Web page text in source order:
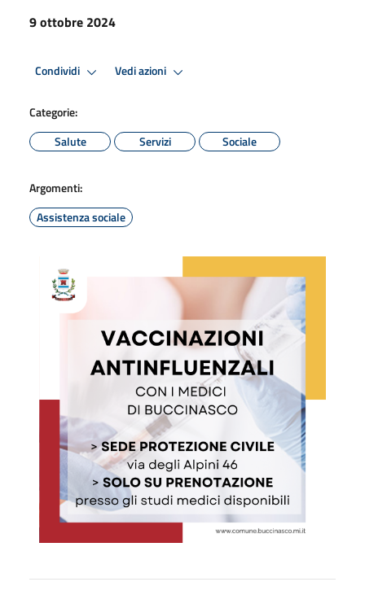
9 ottobre 2024
Condividi Vedi azioni
Categorie:
Salute
Servizi Sociale
Argomenti:
Assistenza sociale